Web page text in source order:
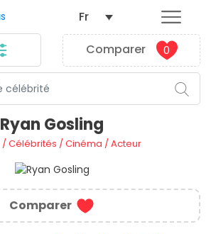
Comparer 0
Fr
Ryan Gosling
/Célébrités /Cinéma /Acteur
Comparer